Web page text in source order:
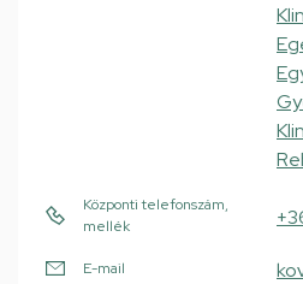
Központi telefonszám,
mellék
E-mail